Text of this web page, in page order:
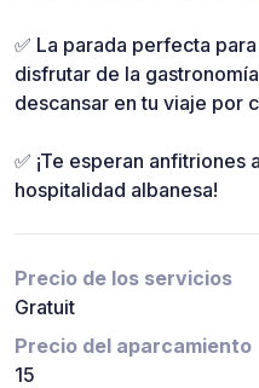
✅ La parada perfecta
disfrutar de la
descansar en tu viaje por
✅ ¡Te esperan anfitriones
hospitalidad albanesa!
Precio de los servicios
Gratuit
Precio del aparcamiento
15